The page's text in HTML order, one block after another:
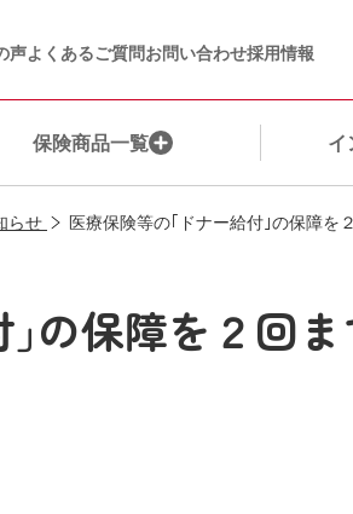
声よくあるご質問お問い合わせ採用情報
ーション
のご請求
保険商品一覧 イ
ス商品一覧
らせ 医療保険等の｢ドナー給付｣の保障を
の保障を２回